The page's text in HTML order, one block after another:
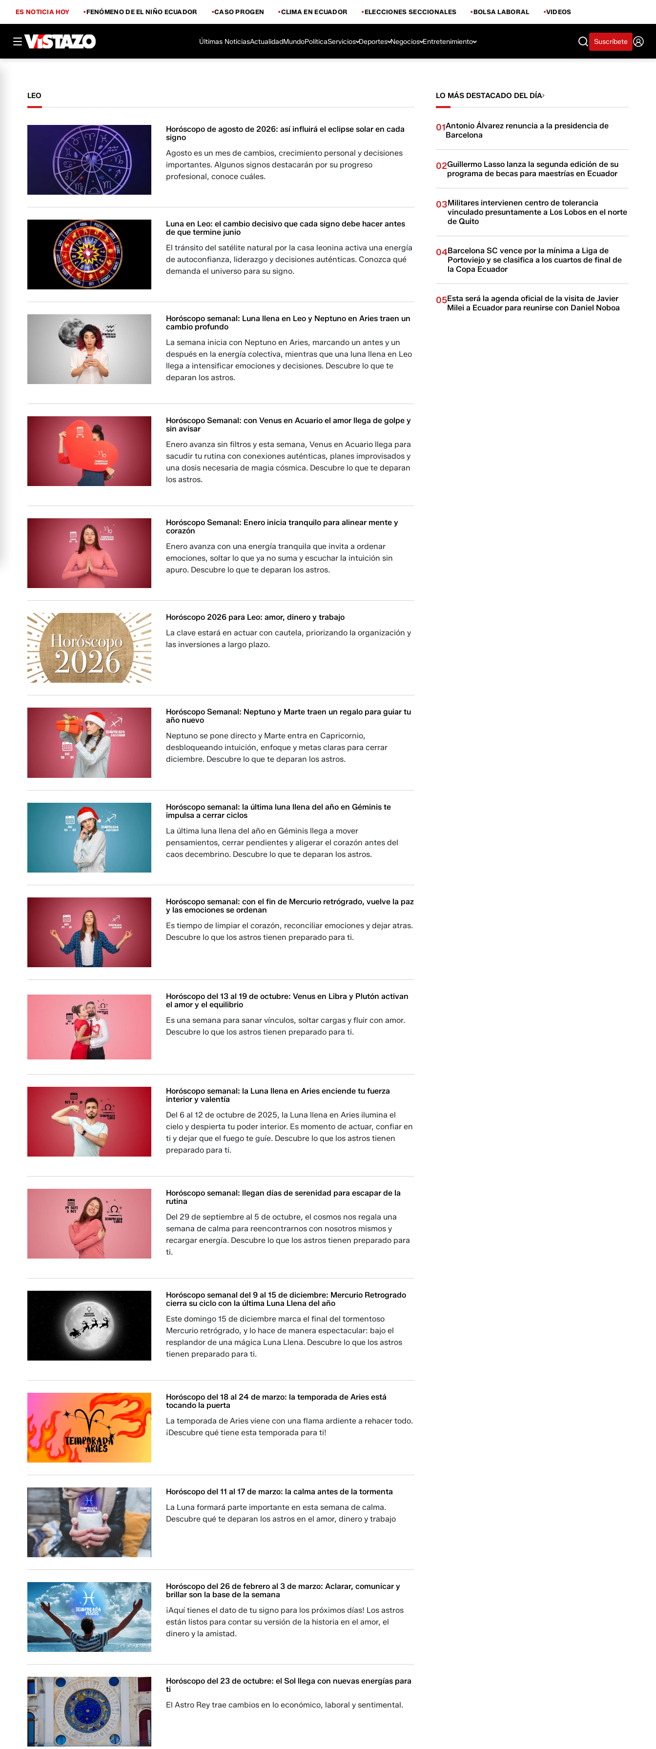
ES NOTICIA HOY FENÓMENO DE EL NIÑO ECUADOR CASO PROGEN CLIMA EN ECUADOR ELECCIONES SECCIONALES BOLSA LABORAL VIDEOS
Últimas NoticiasActualidadMundoPolíticaServicios Deportes Negocios Entretenimiento Suscríbete
LEO
Horóscopo de agosto de 2026: así influirá el eclipse solar en cada
signo
Agosto es un mes de cambios, crecimiento personal y decisiones
importantes. Algunos signos destacarán por su progreso
profesional, conoce cuáles.
Luna en Leo: el cambio decisivo que cada signo debe hacer antes
de que termine junio
El tránsito del satélite natural por la casa leonina activa una energía
de autoconfianza, liderazgo y decisiones auténticas. Conozca qué
demanda el universo para su signo.
Horóscopo semanal: Luna llena en Leo y Neptuno en Aries traen un
cambio profundo
La semana inicia con Neptuno en Aries, marcando un antes y un
después en la energía colectiva, mientras que una luna llena en Leo
llega a intensificar emociones y decisiones. Descubre lo que te
deparan los astros.
Horóscopo Semanal: con Venus en Acuario el amor llega de golpe y
sin avisar
Enero avanza sin filtros y esta semana, Venus en Acuario llega para
sacudir tu rutina con conexiones auténticas, planes improvisados y
una dosis necesaria de magia cósmica. Descubre lo que te deparan
los astros.
Horóscopo Semanal: Enero inicia tranquilo para alinear mente y
corazón
Enero avanza con una energía tranquila que invita a ordenar
emociones, soltar lo que ya no suma y escuchar la intuición sin
apuro. Descubre lo que te deparan los astros.
Horóscopo 2026 para Leo: amor, dinero y trabajo
La clave estará en actuar con cautela, priorizando la organización y
las inversiones a largo plazo.
Horóscopo Semanal: Neptuno y Marte traen un regalo para guiar tu
año nuevo
Neptuno se pone directo y Marte entra en Capricornio,
desbloqueando intuición, enfoque y metas claras para cerrar
diciembre. Descubre lo que te deparan los astros.
Horóscopo semanal: la última luna llena del año en Géminis te
impulsa a cerrar ciclos
La última luna llena del año en Géminis llega a mover
pensamientos, cerrar pendientes y aligerar el corazón antes del
caos decembrino. Descubre lo que te deparan los astros.
Horóscopo semanal: con el fin de Mercurio retrógrado, vuelve la paz
y las emociones se ordenan
Es tiempo de limpiar el corazón, reconciliar emociones y dejar atras.
Descubre lo que los astros tienen preparado para ti.
Horóscopo del 13 al 19 de octubre: Venus en Libra y Plutón activan
el amor y el equilibrio
Es una semana para sanar vínculos, soltar cargas y fluir con amor.
Descubre lo que los astros tienen preparado para ti.
Horóscopo semanal: la Luna llena en Aries enciende tu fuerza
interior y valentía
Del 6 al 12 de octubre de 2025, la Luna llena en Aries ilumina el
cielo y despierta tu poder interior. Es momento de actuar, confiar en
ti y dejar que el fuego te guíe. Descubre lo que los astros tienen
preparado para ti.
Horóscopo semanal: llegan días de serenidad para escapar de la
rutina
Del 29 de septiembre al 5 de octubre, el cosmos nos regala una
semana de calma para reencontrarnos con nosotros mismos y
recargar energía. Descubre lo que los astros tienen preparado para
ti.
Horóscopo semanal del 9 al 15 de diciembre: Mercurio Retrogrado
cierra su ciclo con la última Luna Llena del año
Este domingo 15 de diciembre marca el final del tormentoso
Mercurio retrógrado, y lo hace de manera espectacular: bajo el
resplandor de una mágica Luna Llena. Descubre lo que los astros
tienen preparado para ti.
Horóscopo del 18 al 24 de marzo: la temporada de Aries está
tocando la puerta
La temporada de Aries viene con una flama ardiente a rehacer todo.
¡Descubre qué tiene esta temporada para ti!
Horóscopo del 11 al 17 de marzo: la calma antes de la tormenta
La Luna formará parte importante en esta semana de calma.
Descubre qué te deparan los astros en el amor, dinero y trabajo
Horóscopo del 26 de febrero al 3 de marzo: Aclarar, comunicar y
brillar son la base de la semana
¡Aquí tienes el dato de tu signo para los próximos días! Los astros
están listos para contar su versión de la historia en el amor, el
dinero y la amistad.
Horóscopo del 23 de octubre: el Sol llega con nuevas energías para
ti
El Astro Rey trae cambios en lo económico, laboral y sentimental.
LO MÁS DESTACADO DEL DÍA
01Antonio Álvarez renuncia a la presidencia de
Barcelona
02Guillermo Lasso lanza la segunda edición de su
programa de becas para maestrías en Ecuador
03Militares intervienen centro de tolerancia
vinculado presuntamente a Los Lobos en el norte
de Quito
04Barcelona SC vence por la mínima a Liga de
Portoviejo y se clasifica a los cuartos de final de
la Copa Ecuador
05Esta será la agenda oficial de la visita de Javier
Milei a Ecuador para reunirse con Daniel Noboa